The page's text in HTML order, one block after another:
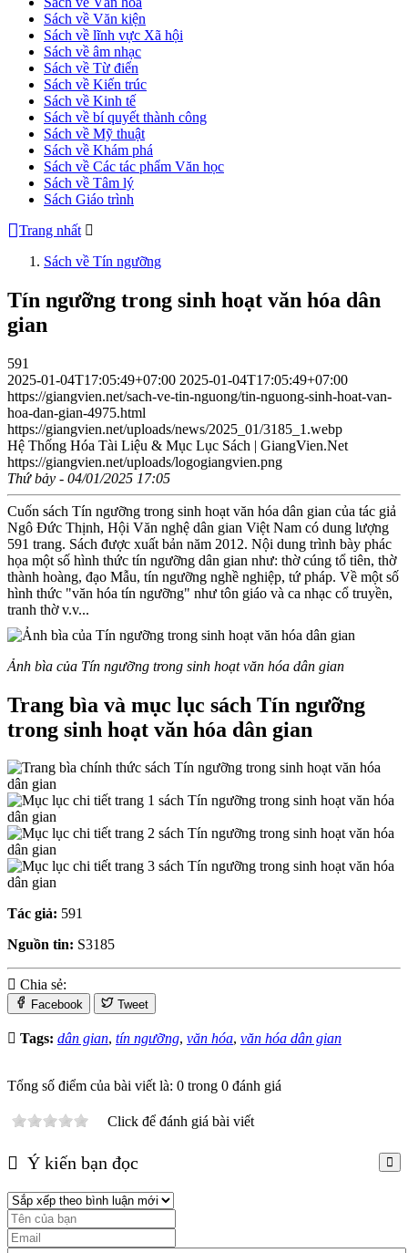
Sách về Văn kiện
Sách về lĩnh vực Xã hội
Sách về âm nhạc
Sách về Từ điển
Sách về Kiến trúc
Sách về Kinh tế
Sách về bí quyết thành công
Sách về Mỹ thuật
Sách về Khám phá
Sách về Các tác phẩm Văn học
Sách về Tâm lý
Sách Giáo trình
Trang nhất
Sách về Tín ngưỡng
Tín ngưỡng trong sinh hoạt văn hóa dân
gian
591
2025-01-04T17:05:49+07:00 2025-01-04T17:05:49+07:00
https://giangvien.net/sach-ve-tin-nguong/tin-nguong-sinh-hoat-van-
hoa-dan-gian-4975.html
https://giangvien.net/uploads/news/2025_01/3185_1.webp
Hệ Thống Hóa Tài Liệu & Mục Lục Sách | GiangVien.Net
https://giangvien.net/uploads/logogiangvien.png
Thứ bảy - 04/01/2025 17:05
Cuốn sách Tín ngưỡng trong sinh hoạt văn hóa dân gian của tác giả
Ngô Đức Thịnh, Hội Văn nghệ dân gian Việt Nam có dung lượng
591 trang. Sách được xuất bản năm 2012. Nội dung trình bày phác
họa một số hình thức tín ngưỡng dân gian như: thờ cúng tổ tiên, thờ
thành hoàng, đạo Mẫu, tín ngưỡng nghề nghiệp, tứ pháp. Về một số
hình thức "văn hóa tín ngưỡng" như tôn giáo và ca nhạc cổ truyền,
tranh thờ v.v...
Ảnh bìa của Tín ngưỡng trong sinh hoạt văn hóa dân gian
Trang bìa và mục lục sách Tín ngưỡng
trong sinh hoạt văn hóa dân gian
Tác giả: 591
Nguồn tin: S3185
Chia sẻ:
Facebook Tweet
Tags: dân gian, tín ngưỡng, văn hóa, văn hóa dân gian
Tổng số điểm của bài viết là: 0 trong 0 đánh giá
Click để đánh giá bài viết
Ý kiến bạn đọc